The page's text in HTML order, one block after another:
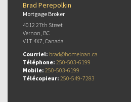
Brad Perepolkin
Mortgage Broker
4012 27th Street
Vernon, BC
V1T 4X7, Canada
Courriel: brad@homeloan.ca
Téléphone: 250-503-6199
Mobile: 250-503-6199
Télécopieur: 250-549-7283